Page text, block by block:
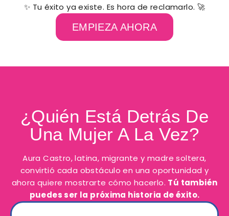
✨ Tu éxito ya existe. Es hora de reclamarlo. 🚀
EMPIEZA AHORA
¿Quién Está Detrás De
Una Mujer A La Vez?
Aura Castro, latina, migrante y madre soltera,
convirtió cada obstáculo en una oportunidad y
ahora quiere mostrarte cómo hacerlo. Tú también
puedes ser la próxima historia de éxito.